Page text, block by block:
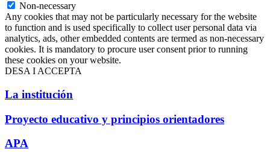
Non-necessary
Any cookies that may not be particularly necessary for the website
to function and is used specifically to collect user personal data via
analytics, ads, other embedded contents are termed as non-necessary
cookies. It is mandatory to procure user consent prior to running
these cookies on your website.
DESA I ACCEPTA
La institución
Proyecto educativo y principios orientadores
APA